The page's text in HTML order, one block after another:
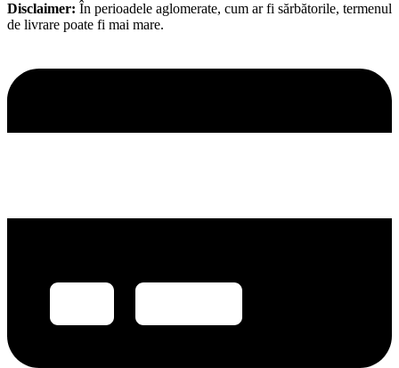
Disclaimer: În perioadele aglomerate, cum ar fi sărbătorile, termenul
de livrare poate fi mai mare.